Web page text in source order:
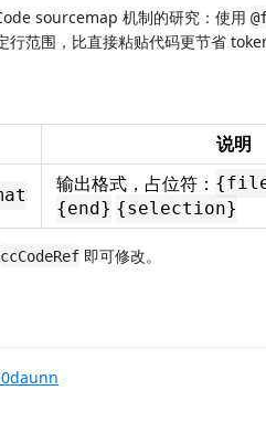
sourcemap 机制的研究：使用
行范围，比直接粘贴代码更节省 token
说明
输出格式，占位符：
{end} {selection}
ccCodeRef 即可修改。